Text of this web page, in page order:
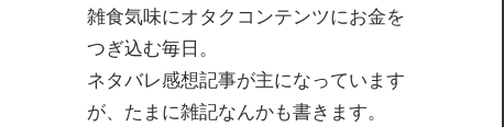
雑食気味にオタクコンテンツにお金を
つぎ込む毎日。
ネタバレ感想記事が主になっています
が、たまに雑記なんかも書きます。